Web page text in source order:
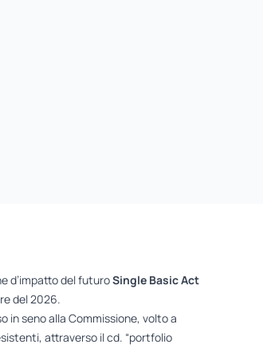
d’impatto del futuroSingle Basic Act
del 2026.
in seno alla Commissione, volto a
attraverso il cd. “portfolio